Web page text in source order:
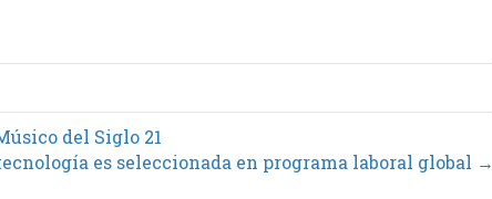
del Siglo 21
es seleccionada en programa laboral global →